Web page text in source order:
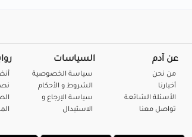
عن آدم
من نحن
أخبارنا
الأسئلة الشائعة
تواصل معنا
السياسات
سياسة الخصوصية
الشروط و الأحكام
سياسة الإرجاع و
الاستبدال